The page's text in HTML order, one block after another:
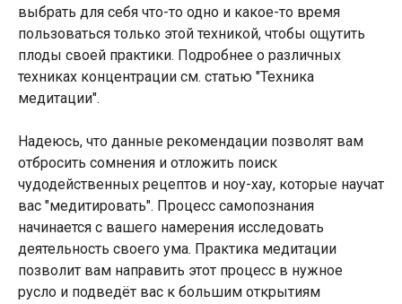
выбрать для себя что-то одно и какое-то время
пользоваться только этой техникой, чтобы ощутить
плоды своей практики. Подробнее о различных
техниках концентрации см. статью "Техника
медитации".
Надеюсь, что данные рекомендации позволят вам
отбросить сомнения и отложить поиск
чудодейственных рецептов и ноу-хау, которые научат
вас "медитировать". Процесс самопознания
начинается с вашего намерения исследовать
деятельность своего ума. Практика медитации
позволит вам направить этот процесс в нужное
русло и подведёт вас к большим открытиям